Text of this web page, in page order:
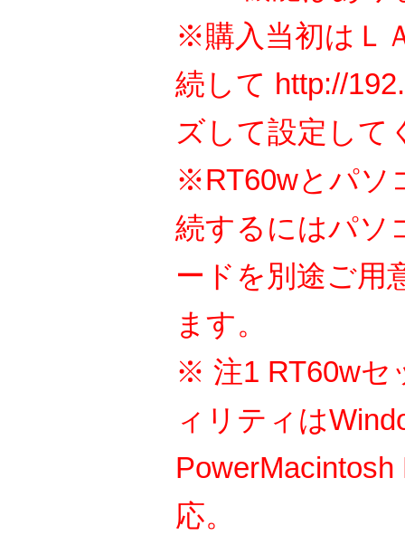
※購入当初はＬ
続して http://
ズして設定して
※RT60wとパソ
続するにはパソ
ードを別途ご用
ます。
※ 注1 RT60wセ
ィリティは
応。